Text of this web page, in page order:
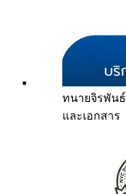
ทนายจิรพันธ์
และเอกสาร